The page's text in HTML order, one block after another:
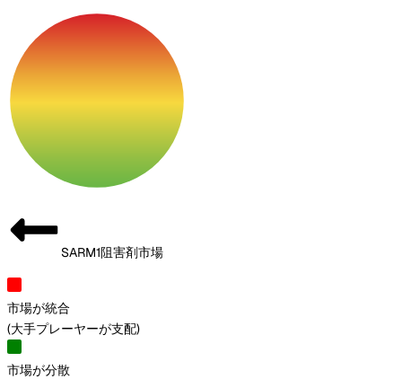
SARM1阻害剤市場
市場が統合
(大手プレーヤーが支配)
市場が分散